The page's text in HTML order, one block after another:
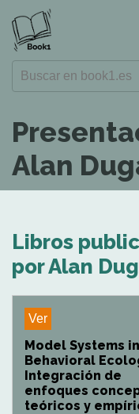
Alan
Libros
por Alan
Ver
Model Systems in
Behavioral
Integración de
enfoques
teóricos y